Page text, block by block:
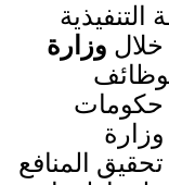
خلال وزارة
حكومات
وزارة
المنافع